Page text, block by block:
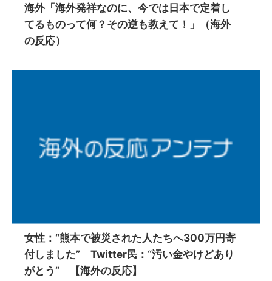
海外「海外発祥なのに、今では日本で定着し
てるものって何？その逆も教えて！」（海外
の反応）
女性：“熊本で被災された人たちへ300万円寄
付しました” Twitter民：“汚い金やけどあり
がとう” 【海外の反応】